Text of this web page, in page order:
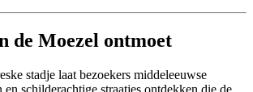
de Moezel ontmoet
stadje laat bezoekers middeleeuwse
en schilderachtige straatjes ontdekken die de